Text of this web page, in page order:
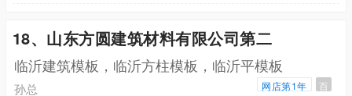
18、山东方圆建筑材料有限公司第二
临沂建筑模板，临沂方柱模板，临沂平模板
孙总 网店第1年 百